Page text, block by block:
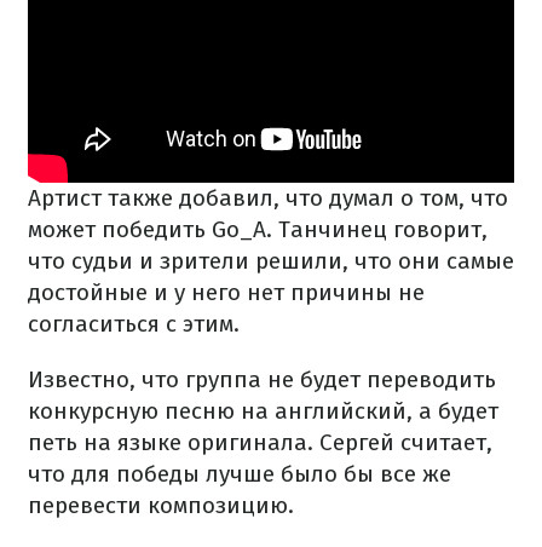
Артист также добавил, что думал о том, что
может победить Go_A. Танчинец говорит,
что судьи и зрители решили, что они самые
достойные и у него нет причины не
согласиться с этим.
Известно, что группа не будет переводить
конкурсную песню на английский, а будет
петь на языке оригинала. Сергей считает,
что для победы лучше было бы все же
перевести композицию.